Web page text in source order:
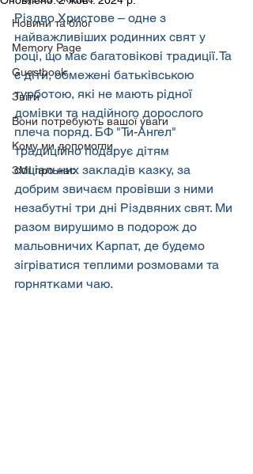
Новини та блог
Memory Page
Guestbook
Звіти
Вони потребують вашої уваги
Кому ми допомогли
ЗМІ про нас
Різдво Христове – одне з
найважливіших родинних свят у
році, що має багатовікові традиції. Та
є діти, обмежені батьківською
турботою, які не мають рідної
домівки та надійного дорослого
плеча поряд. БФ "Ти-Ангел"
традиційно подарує дітям
соціальних закладів казку, за
добрим звичаєм провівши з ними
незабутні три дні Різдвяних свят. Ми
разом вирушимо в подорож до
мальовничих Карпат, де будемо
зігріватися теплими розмовами та
горнятками чаю.